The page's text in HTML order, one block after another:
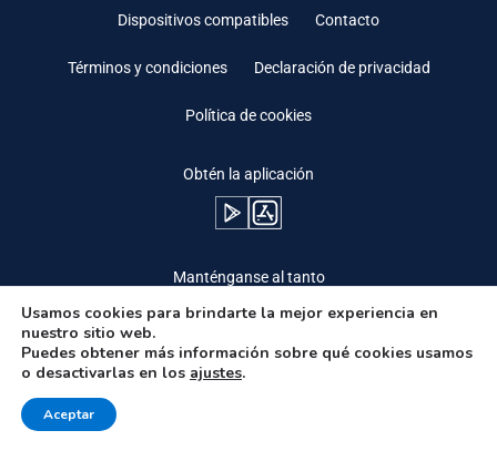
Dispositivos compatibles Contacto
Términos y condiciones Declaración de privacidad
Política de cookies
Obtén la aplicación
Manténganse al tanto
Usamos cookies para brindarte la mejor experiencia en
nuestro sitio web.
Puedes obtener más información sobre qué cookies usamos
o desactivarlas en los ajustes.
Aceptar